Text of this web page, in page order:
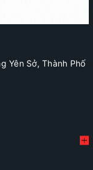
Yên Sở, Thành Phố